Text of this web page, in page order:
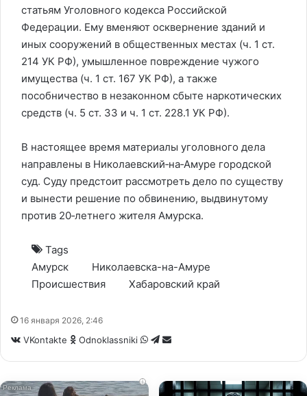
статьям Уголовного кодекса Российской
Федерации. Ему вменяют осквернение зданий и
иных сооружений в общественных местах (ч. 1 ст.
214 УК РФ), умышленное повреждение чужого
имущества (ч. 1 ст. 167 УК РФ), а также
пособничество в незаконном сбыте наркотических
средств (ч. 5 ст. 33 и ч. 1 ст. 228.1 УК РФ).
В настоящее время материалы уголовного дела
направлены в Николаевский‑на‑Амуре городской
суд. Суду предстоит рассмотреть дело по существу
и вынести решение по обвинению, выдвинутому
против 20‑летнего жителя Амурска.
Tags
Амурск
Николаевска-на-Амуре
Происшествия
Хабаровский край
16 января 2026, 2:46
VKontakte Odnoklassniki WhatsApp
Telegram
Share
i